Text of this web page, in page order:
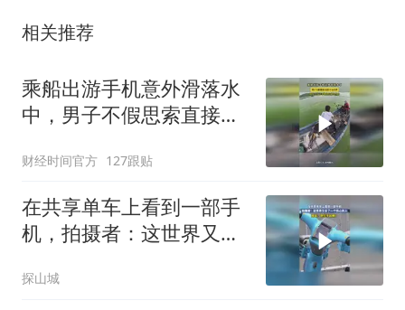
相关推荐
乘船出游手机意外滑落水
中，男子不假思索直接下
财经时间官方 127跟贴
在共享单车上看到一部手
机，拍摄者：这世界又多
探山城